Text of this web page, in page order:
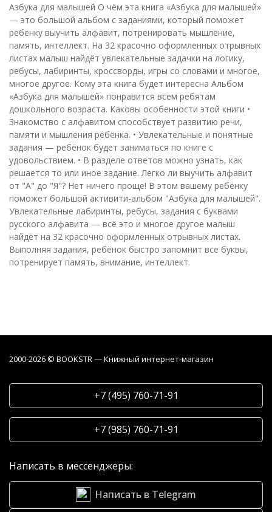
Азбука для малышей О чём эта книга «Азбука для малышей»
— это большой альбом с заданиями, который поможет
ребёнку выучить алфавит, потренировать мышление,
память, интеллект. На 32 красочно оформленных отрывных
листах малыш найдёт увлекательные задачки на логику,
ребусы, лабиринты, кроссворды, игры со словами и многое,
многое другое. Кому эта книга будет интересна Альбом
«Азбука для малышей» понравится всем ребятам
дошкольного возраста. Каковы особенности этой книги •
Знакомство с алфавитом способствует развитию речи,
памяти и мышления ребёнка. • Увлекательные и понятные
задания — ребёнок будет заниматься по книге с
удовольствием. • В разделе ответов можно узнать, как
решается то или иное задание. Легко ли выучить алфавит
от "А" до "Я"? Нет ничего проще! В этом вашему ребёнку
поможет большой активити-альбом "Азбука для малышей".
Увлекательные лабиринты, ребусы, задания с буквами
русского алфавита — всё это и многое другое малыш
найдёт на 32 красочно оформленных отрывных листах.
Выполняя задания, ребёнок быстро запомнит все буквы,
потренирует память, внимание, интеллект.
2000-2026 © BOOKSTR — Книжный интернет-магазин
+7 (495) 760-71-91
+7 (985) 760-71-91
Написать в мессенджеры:
Написать в Telegram